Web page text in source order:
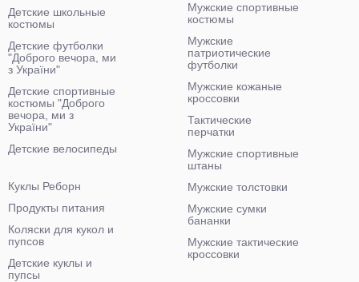
Детские школьные
костюмы
Детские футболки
"Доброго вечора, ми
з України"
Детские спортивные
костюмы "Доброго
вечора, ми з
України"
Детские велосипеды
Мужские спортивные
костюмы
Мужские
патриотические
футболки
Мужские кожаные
кроссовки
Тактические
перчатки
Мужские спортивные
штаны
Мужские толстовки
Мужские сумки
бананки
Мужские тактические
кроссовки
Куклы Реборн
Продукты питания
Коляски для кукол и
пупсов
Детские куклы и
пупсы